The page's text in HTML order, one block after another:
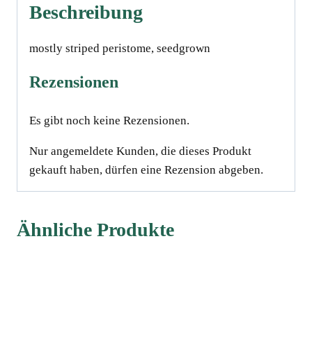
Beschreibung
mostly striped peristome, seedgrown
Rezensionen
Es gibt noch keine Rezensionen.
Nur angemeldete Kunden, die dieses Produkt
gekauft haben, dürfen eine Rezension abgeben.
Ähnliche Produkte